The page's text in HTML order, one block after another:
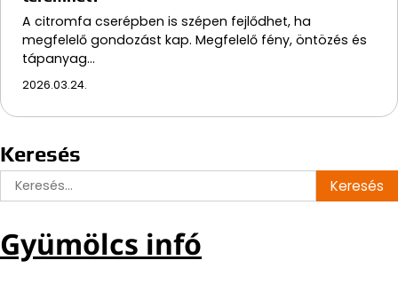
A citromfa cserépben is szépen fejlődhet, ha
megfelelő gondozást kap. Megfelelő fény, öntözés és
tápanyag…
2026.03.24.
Keresés
Keresés:
Gyümölcs infó